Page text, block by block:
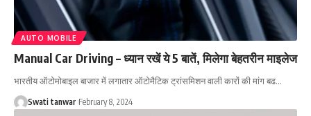
AUTO MOBILE
Manual Car Driving – ध्यान रखें ये 5 बातें, मिलेगा बेहतरीन माइलेज
भारतीय ऑटोमोबाइल बाजार में लगातार ऑटोमैटिक ट्रांसमिशन वाली कारों की मांग बढ…
Swati tanwar February 8, 2024